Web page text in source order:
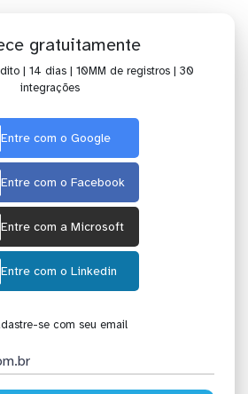
gratuitamente
| 14 dias | 10MM de registros | 30
integrações
Entre com o Google
Entre com o Facebook
Entre com a Microsoft
Entre com o Linkedin
se com seu email